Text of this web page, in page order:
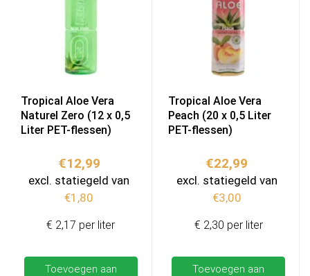
Tropical Aloe Vera
Naturel Zero (12 x 0,5
Liter PET-flessen)
€12,99
excl. statiegeld van
€1,80
Toevoegen aan
€ 2,17 per liter
Tropical Aloe Vera
Peach (20 x 0,5 Liter
PET-flessen)
€22,99
excl. statiegeld van
€3,00
Toevoegen aan
€ 2,30 per liter